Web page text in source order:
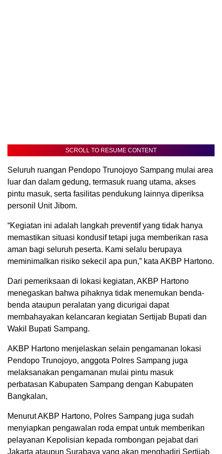
SCROLL TO RESUME CONTENT
Seluruh ruangan Pendopo Trunojoyo Sampang mulai area
luar dan dalam gedung, termasuk ruang utama, akses
pintu masuk, serta fasilitas pendukung lainnya diperiksa
personil Unit Jibom.
“Kegiatan ini adalah langkah preventif yang tidak hanya
memastikan situasi kondusif tetapi juga memberikan rasa
aman bagi seluruh peserta. Kami selalu berupaya
meminimalkan risiko sekecil apa pun,” kata AKBP Hartono.
Dari pemeriksaan di lokasi kegiatan, AKBP Hartono
menegaskan bahwa pihaknya tidak menemukan benda-
benda ataupun peralatan yang dicurigai dapat
membahayakan kelancaran kegiatan Sertijab Bupati dan
Wakil Bupati Sampang.
AKBP Hartono menjelaskan selain pengamanan lokasi
Pendopo Trunojoyo, anggota Polres Sampang juga
melaksanakan pengamanan mulai pintu masuk
perbatasan Kabupaten Sampang dengan Kabupaten
Bangkalan,
Menurut AKBP Hartono, Polres Sampang juga sudah
menyiapkan pengawalan roda empat untuk memberikan
pelayanan Kepolisian kepada rombongan pejabat dari
Jakarta ataupun Surabaya yang akan menghadiri Sertijab